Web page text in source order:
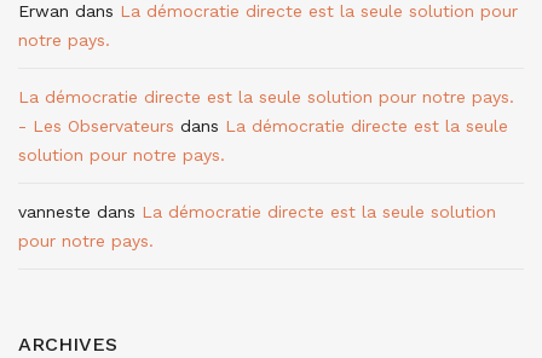
Erwan dans La démocratie directe est la seule solution pour
notre pays.
La démocratie directe est la seule solution pour notre pays.
- Les Observateurs dans La démocratie directe est la seule
solution pour notre pays.
vanneste dans La démocratie directe est la seule solution
pour notre pays.
ARCHIVES